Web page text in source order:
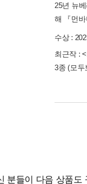
25년 뉴
해 『먼
수상 :
최근작 :
3종 (모두
분들이 다음 상품도